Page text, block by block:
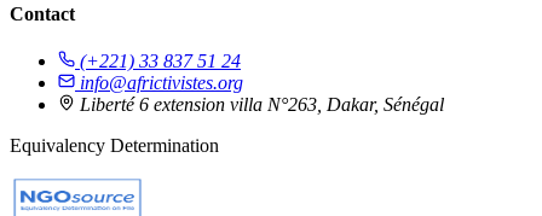
Contact
(+221) 33 837 51 24
info@africtivistes.org
Liberté 6 extension villa N°263, Dakar, Sénégal
Equivalency Determination